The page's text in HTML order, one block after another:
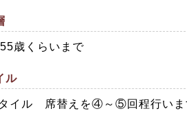
歳くらいまで
ル
イル 席替えを④～⑤回程行いま